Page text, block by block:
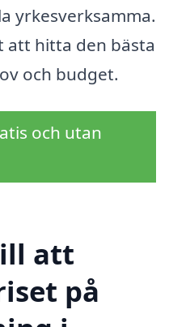
yrkesverksamma.
att hitta den bästa
och budget.
och utan
att
på